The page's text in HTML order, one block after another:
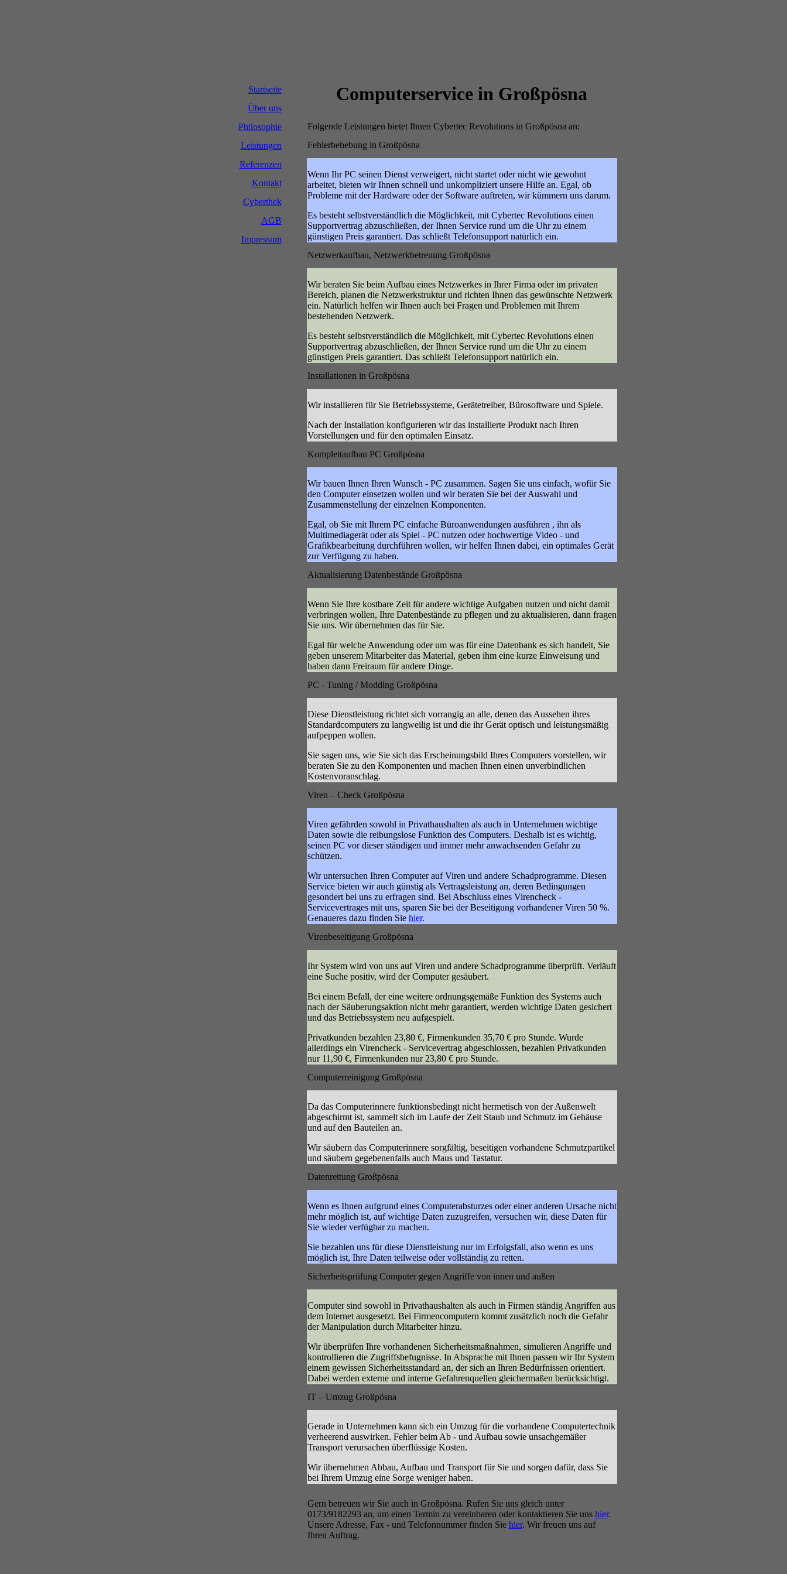
Startseite
Über uns
Philosophie
Leistungen
Referenzen
Kontakt
Cyberthek
AGB
Impressum
Computerservice in Großpösna
Folgende Leistungen bietet Ihnen Cybertec Revolutions in Großpösna an:
Fehlerbehebung in Großpösna
Wenn Ihr PC seinen Dienst verweigert, nicht startet oder nicht wie gewohnt
arbeitet, bieten wir Ihnen schnell und unkompliziert unsere Hilfe an. Egal, ob
Probleme mit der Hardware oder der Software auftreten, wir kümmern uns darum.
Es besteht selbstverständlich die Möglichkeit, mit Cybertec Revolutions einen
Supportvertrag abzuschließen, der Ihnen Service rund um die Uhr zu einem
günstigen Preis garantiert. Das schließt Telefonsupport natürlich ein.
Netzwerkaufbau, Netzwerkbetreuung Großpösna
Wir beraten Sie beim Aufbau eines Netzwerkes in Ihrer Firma oder im privaten
Bereich, planen die Netzwerkstruktur und richten Ihnen das gewünschte Netzwerk
ein. Natürlich helfen wir Ihnen auch bei Fragen und Problemen mit Ihrem
bestehenden Netzwerk.
Es besteht selbstverständlich die Möglichkeit, mit Cybertec Revolutions einen
Supportvertrag abzuschließen, der Ihnen Service rund um die Uhr zu einem
günstigen Preis garantiert. Das schließt Telefonsupport natürlich ein.
Installationen in Großpösna
Wir installieren für Sie Betriebssysteme, Gerätetreiber, Bürosoftware und Spiele.
Nach der Installation konfigurieren wir das installierte Produkt nach Ihren
Vorstellungen und für den optimalen Einsatz.
Komplettaufbau PC Großpösna
Wir bauen Ihnen Ihren Wunsch - PC zusammen. Sagen Sie uns einfach, wofür Sie
den Computer einsetzen wollen und wir beraten Sie bei der Auswahl und
Zusammenstellung der einzelnen Komponenten.
Egal, ob Sie mit Ihrem PC einfache Büroanwendungen ausführen , ihn als
Multimediagerät oder als Spiel - PC nutzen oder hochwertige Video - und
Grafikbearbeitung durchführen wollen, wir helfen Ihnen dabei, ein optimales Gerät
zur Verfügung zu haben.
Aktualisierung Datenbestände Großpösna
Wenn Sie Ihre kostbare Zeit für andere wichtige Aufgaben nutzen und nicht damit
verbringen wollen, Ihre Datenbestände zu pflegen und zu aktualisieren, dann fragen
Sie uns. Wir übernehmen das für Sie.
Egal für welche Anwendung oder um was für eine Datenbank es sich handelt, Sie
geben unserem Mitarbeiter das Material, geben ihm eine kurze Einweisung und
haben dann Freiraum für andere Dinge.
PC - Tuning / Modding Großpösna
Diese Dienstleistung richtet sich vorrangig an alle, denen das Aussehen ihres
Standardcomputers zu langweilig ist und die ihr Gerät optisch und leistungsmäßig
aufpeppen wollen.
Sie sagen uns, wie Sie sich das Erscheinungsbild Ihres Computers vorstellen, wir
beraten Sie zu den Komponenten und machen Ihnen einen unverbindlichen
Kostenvoranschlag.
Viren – Check Großpösna
Viren gefährden sowohl in Privathaushalten als auch in Unternehmen wichtige
Daten sowie die reibungslose Funktion des Computers. Deshalb ist es wichtig,
seinen PC vor dieser ständigen und immer mehr anwachsenden Gefahr zu
schützen.
Wir untersuchen Ihren Computer auf Viren und andere Schadprogramme. Diesen
Service bieten wir auch günstig als Vertragsleistung an, deren Bedingungen
gesondert bei uns zu erfragen sind. Bei Abschluss eines Virencheck -
Servicevertrages mit uns, sparen Sie bei der Beseitigung vorhandener Viren 50 %.
Genaueres dazu finden Sie hier.
Virenbeseitigung Großpösna
Ihr System wird von uns auf Viren und andere Schadprogramme überprüft. Verläuft
eine Suche positiv, wird der Computer gesäubert.
Bei einem Befall, der eine weitere ordnungsgemäße Funktion des Systems auch
nach der Säuberungsaktion nicht mehr garantiert, werden wichtige Daten gesichert
und das Betriebssystem neu aufgespielt.
Privatkunden bezahlen 23,80 €, Firmenkunden 35,70 € pro Stunde. Wurde
allerdings ein Virencheck - Servicevertrag abgeschlossen, bezahlen Privatkunden
nur 11,90 €, Firmenkunden nur 23,80 € pro Stunde.
Computerreinigung Großpösna
Da das Computerinnere funktionsbedingt nicht hermetisch von der Außenwelt
abgeschirmt ist, sammelt sich im Laufe der Zeit Staub und Schmutz im Gehäuse
und auf den Bauteilen an.
Wir säubern das Computerinnere sorgfältig, beseitigen vorhandene Schmutzpartikel
und säubern gegebenenfalls auch Maus und Tastatur.
Datenrettung Großpösna
Wenn es Ihnen aufgrund eines Computerabsturzes oder einer anderen Ursache nicht
mehr möglich ist, auf wichtige Daten zuzugreifen, versuchen wir, diese Daten für
Sie wieder verfügbar zu machen.
Sie bezahlen uns für diese Dienstleistung nur im Erfolgsfall, also wenn es uns
möglich ist, Ihre Daten teilweise oder vollständig zu retten.
Sicherheitsprüfung Computer gegen Angriffe von innen und außen
Computer sind sowohl in Privathaushalten als auch in Firmen ständig Angriffen aus
dem Internet ausgesetzt. Bei Firmencomputern kommt zusätzlich noch die Gefahr
der Manipulation durch Mitarbeiter hinzu.
Wir überprüfen Ihre vorhandenen Sicherheitsmaßnahmen, simulieren Angriffe und
kontrollieren die Zugriffsbefugnisse. In Absprache mit Ihnen passen wir Ihr System
einem gewissen Sicherheitsstandard an, der sich an Ihren Bedürfnissen orientiert.
Dabei werden externe und interne Gefahrenquellen gleichermaßen berücksichtigt.
IT – Umzug Großpösna
Gerade in Unternehmen kann sich ein Umzug für die vorhandene Computertechnik
verheerend auswirken. Fehler beim Ab - und Aufbau sowie unsachgemäßer
Transport verursachen überflüssige Kosten.
Wir übernehmen Abbau, Aufbau und Transport für Sie und sorgen dafür, dass Sie
bei Ihrem Umzug eine Sorge weniger haben.
Gern betreuen wir Sie auch in Großpösna. Rufen Sie uns gleich unter
0173/9182293 an, um einen Termin zu vereinbaren oder kontaktieren Sie uns hier.
Unsere Adresse, Fax - und Telefonnummer finden Sie hier. Wir freuen uns auf
Ihren Auftrag.